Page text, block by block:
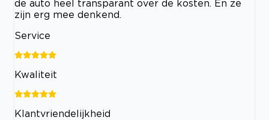
de auto heel transparant over de kosten. En ze
zijn erg mee denkend.
Service
Kwaliteit
Klantvriendelijkheid